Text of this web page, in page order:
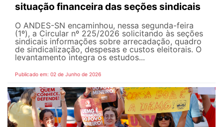
situação financeira das seções sindicais
O ANDES-SN encaminhou, nessa segunda-feira
(1º), a Circular nº 225/2026 solicitando às seções
sindicais informações sobre arrecadação, quadro
de sindicalização, despesas e custos eleitorais. O
levantamento integra os estudos...
Publicado em: 02 de Junho de 2026